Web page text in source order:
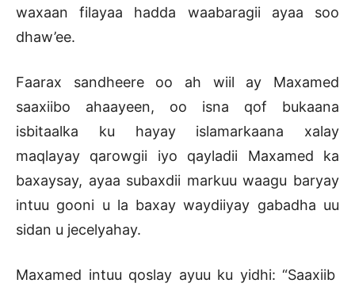
waxaan filayaa hadda waabaragii ayaa soo
dhaw’ee.
Faarax sandheere oo ah wiil ay Maxamed
saaxiibo ahaayeen, oo isna qof bukaana
isbitaalka ku hayay islamarkaana xalay
maqlayay qarowgii iyo qayladii Maxamed ka
baxaysay, ayaa subaxdii markuu waagu baryay
intuu gooni u la baxay waydiiyay gabadha uu
sidan u jecelyahay.
Maxamed intuu qoslay ayuu ku yidhi: “Saaxiib